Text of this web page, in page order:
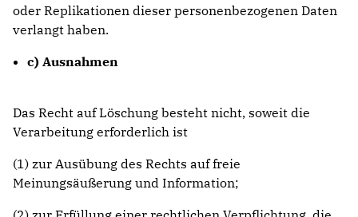
oder Replikationen dieser personenbezogenen Daten
verlangt haben.
c) Ausnahmen
Das Recht auf Löschung besteht nicht, soweit die
Verarbeitung erforderlich ist
(1) zur Ausübung des Rechts auf freie
Meinungsäußerung und Information;